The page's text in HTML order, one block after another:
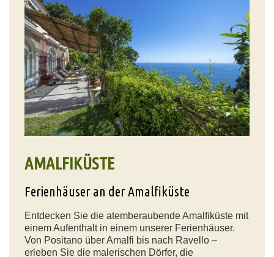
AMALFIKÜSTE
Ferienhäuser an der Amalfiküste
Entdecken Sie die atemberaubende Amalfiküste mit
einem Aufenthalt in einem unserer Ferienhäuser.
Von Positano über Amalfi bis nach Ravello –
erleben Sie die malerischen Dörfer, die